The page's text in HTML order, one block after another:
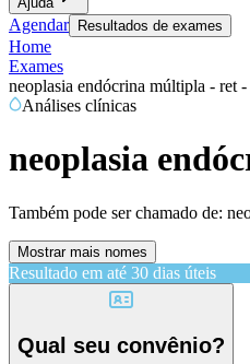
Agendar Resultados de exames
Home
Exames
neoplasia endócrina múltipla - ret -
Análises clínicas
neoplasia
Também pode ser chamado de:
Mostrar mais nomes
Resultado em até 30 dias úteis
Qual seu convênio?